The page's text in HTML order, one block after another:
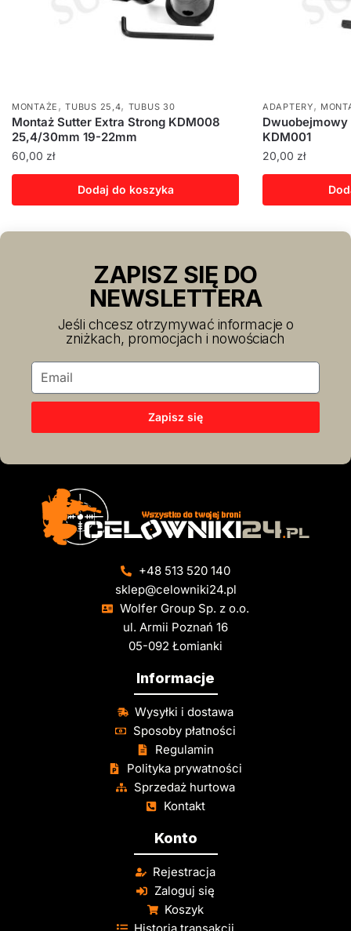
MONTAŻE ,TUBUS 25,4, TUBUS 30
Montaż Sutter Extra Strong KDM008
25,4/30mm 19-22mm
60,00 zł
Dodaj do koszyka
ADAPTERY,
KDM001
20,00 zł
ZAPISZ SIĘ DO
NEWSLETTERA
Jeśli chcesz otrzymywać informacje o
zniżkach, promocjach i nowościach
Zapisz się
+48 513 520 140
sklep@celowniki24.pl
Wolfer Group Sp. z o.o.
ul. Armii Poznań 16
05-092 Łomianki
Informacje
Wysyłki i dostawa
Sposoby płatności
Regulamin
Polityka prywatności
Sprzedaż hurtowa
Kontakt
Konto
Rejestracja
Zaloguj się
Koszyk